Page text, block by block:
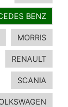
BENZ
MORRIS
RENAULT
SCANIA